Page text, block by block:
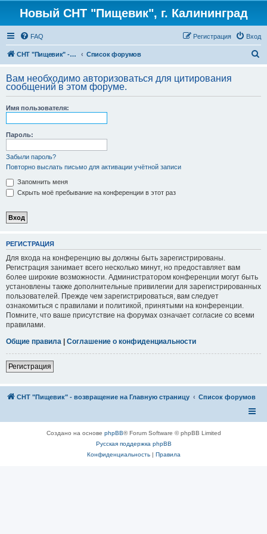
Новый СНТ "Пищевик", г. Калининград
FAQ Вход
Регистрация
СНТ "Пищевик" - возвращение на Главную страницу Список форумов
с
Вам необходимо авторизоваться для цитирования
сообщений в этом форуме.
Имя пользователя:
Пароль:
Забыли пароль?
Повторно выслать письмо для активации учётной записи
Запомнить меня
Скрыть моё пребывание на конференции в этот раз
РЕГИСТРАЦИЯ
Для входа на конференцию вы должны быть зарегистрированы.
Регистрация занимает всего несколько минут, но предоставляет вам
более широкие возможности. Администратором конференции могут быть
установлены также дополнительные привилегии для зарегистрированных
пользователей. Прежде чем зарегистрироваться, вам следует
ознакомиться с правилами и политикой, принятыми на конференции.
Помните, что ваше присутствие на форумах означает согласие со всеми
правилами.
Общие правила | Соглашение о конфиденциальности
Регистрация
СНТ "Пищевик" - возвращение на Главную страницу Список форумов
Создано на основе phpBB® Forum Software © phpBB Limited
Русская поддержка phpBB
Конфиденциальность| Правила